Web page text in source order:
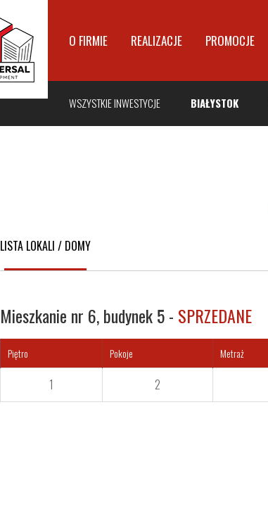
O FIRMIE REALIZACJE PROMOCJE
WSZYSTKIE INWESTYCJE BIAŁYSTOK
LISTA LOKALI / DOMY
Mieszkanie nr 6, budynek 5 - SPRZEDANE
Piętro Pokoje Metraż
1 2